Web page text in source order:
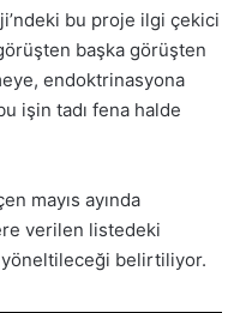
bu proje ilgi çekici
başka görüşten
endoktrinasyona
işin tadı fena halde
mayıs ayında
verilen listedeki
yöneltileceği belirtiliyor.